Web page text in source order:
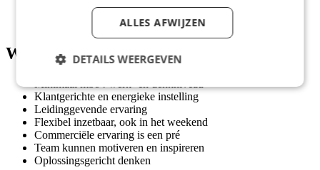
Persoonlijk opleidingsbudget van € 1.500,-
Mogelijkheid tot overname na 12 maanden
Wat wij vragen
Klantgerichte en energieke instelling
Leidinggevende ervaring
Flexibel inzetbaar, ook in het weekend
Commerciële ervaring is een pré
Team kunnen motiveren en inspireren
Oplossingsgericht denken
ALLES AFWIJZEN
DETAILS WEERGEVEN